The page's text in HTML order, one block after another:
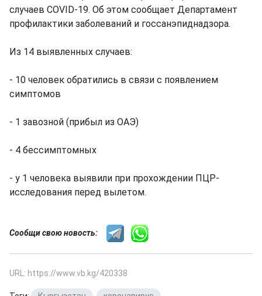
случаев COVID-19. Об этом сообщает Департамент
профилактики заболеваний и госсанэпиднадзора.
Из 14 выявленных случаев:
- 10 человек обратились в связи с появлением
симптомов
- 1 завозной (прибыл из ОАЭ)
- 4 бессимптомных
- у 1 человека выявили при прохождении ПЦР-
исследования перед вылетом.
Сообщи свою новость:
URL: https://www.vb.kg/420338